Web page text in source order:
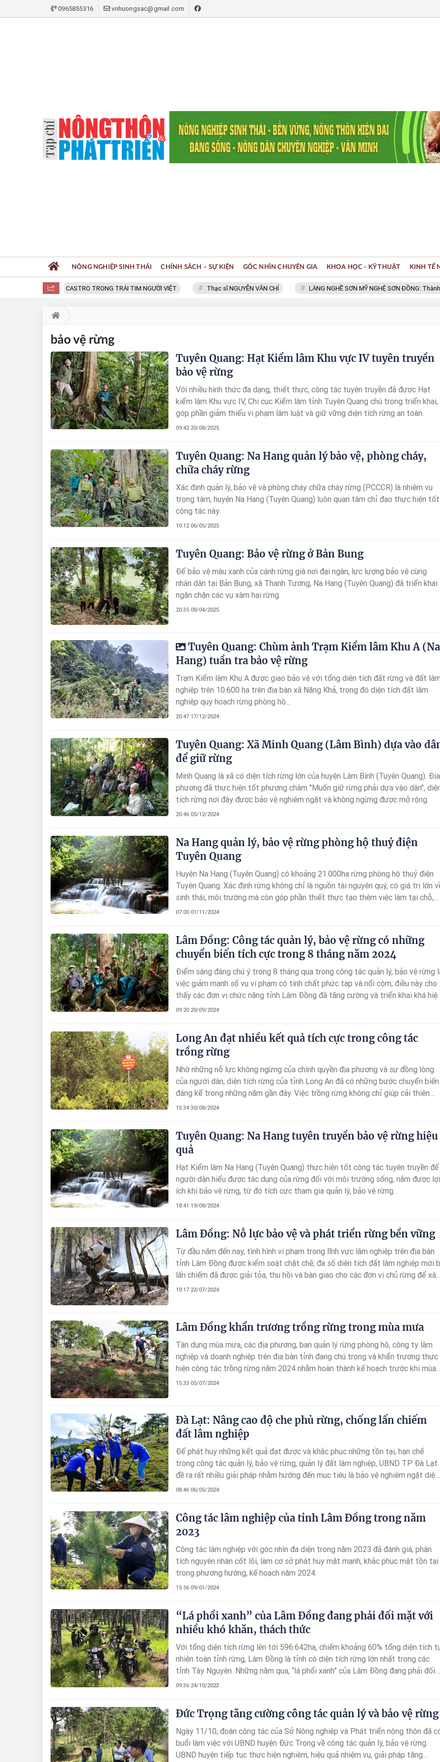
0965855316 vnhuongsac@gmail.com
FIDEL CASTRO TRONG TRÁI TIM NGƯỜI VIỆT Thạc sĩ NGUYỄN VĂN CHÍ LÀNG NGHỀ SƠN MỸ NGHỆ SƠN ĐỒNG: Thành
NÔNG NGHIỆP SINH THÁI CHÍNH SÁCH – SỰ KIỆN GÓC NHÌN CHUYÊN GIA KHOA HỌC - KỸ THUẬT KINH TẾ
bảo vệ rừng
Tuyên Quang: Hạt Kiểm lâm Khu vực IV tuyên truyền
bảo vệ rừng
Với nhiều hình thức đa dạng, thiết thực, công tác tuyên truyền đã được Hạt
kiểm lâm Khu vực IV, Chi cục Kiểm lâm tỉnh Tuyên Quang chú trọng triển khai,
góp phần giảm thiểu vi phạm lâm luật và giữ vững diện tích rừng an toàn.
09:42 20/08/2025
Tuyên Quang: Na Hang quản lý bảo vệ, phòng cháy,
chữa cháy rừng
Xác định quản lý, bảo vệ và phòng cháy chữa cháy rừng (PCCCR) là nhiệm vụ
trọng tâm, huyện Na Hang (Tuyên Quang) luôn quan tâm chỉ đạo thực hiện tốt
công tác này.
10:12 06/05/2025
Tuyên Quang: Bảo vệ rừng ở Bản Bung
Để bảo vệ màu xanh của cánh rừng già nơi đại ngàn, lực lượng bảo vệ cùng
nhân dân tại Bản Bung, xã Thanh Tương, Na Hang (Tuyên Quang) đã triển khai
ngăn chặn các vụ xâm hại rừng.
20:35 08/04/2025
Tuyên Quang: Chùm ảnh Trạm Kiểm lâm Khu A (Na
Hang) tuần tra bảo vệ rừng
Trạm Kiểm lâm Khu A được giao bảo vệ với tổng diện tích đất rừng và đất lâm
nghiệp trên 10.600 ha trên địa bàn xã Năng Khả, trong đó diện tích đất lâm
nghiệp quy hoạch rừng phòng hộ...
20:47 17/12/2024
Tuyên Quang: Xã Minh Quang (Lâm Bình) dựa vào
để giữ rừng
Minh Quang là xã có diện tích rừng lớn của huyện Lâm Bình (Tuyên Quang). Địa
phương đã thực hiện tốt phương châm "Muốn giữ rừng phải dựa vào dân",
tích rừng nơi đây được bảo vệ nghiêm ngặt và không ngừng được mở rộng.
20:46 05/12/2024
Na Hang quản lý, bảo vệ rừng phòng hộ thuỷ điện
Tuyên Quang
Huyện Na Hang (Tuyên Quang) có khoảng 21.000ha rừng phòng hộ thuỷ điện
Tuyên Quang. Xác định rừng không chỉ là nguồn tài nguyên quý, có giá trị lớn
sinh thái, môi trường mà còn góp phần thiết thực tạo thêm việc làm tại chỗ,
nâng cao thu nhập cho đồng bào địa phương, lực lượng kiểm lâm huyện Na
bảo vệ rừng.
07:00 01/11/2024
Lâm Đồng: Công tác quản lý, bảo vệ rừng có những
chuyển biến tích cực trong 8 tháng năm 2024
Điểm sáng đáng chú ý trong 8 tháng qua trong công tác quản lý, bảo vệ rừng
việc giảm mạnh số vụ vi phạm có tính chất phức tạp và nổi cộm; điều này cho
thấy các đơn vị chức năng tỉnh Lâm Đồng đã tăng cường và triển khai khá
quả công tác kiểm tra, xử lý vi phạm, đồng thời nâng cao ý thức của người dân
09:20 20/09/2024
Long An đạt nhiều kết quả tích cực trong công tác
trồng rừng
Nhờ những nỗ lực không ngừng của chính quyền địa phương và sự đồng lòng
của người dân, diện tích rừng của tỉnh Long An đã có những bước chuyển biến
đáng kể trong những năm gần đây. Việc trồng rừng không chỉ giúp cải thiện
môi trường, bảo vệ nguồn nước mà còn mang lại nhiều lợi ích kinh tế và xã hội.
15:34 30/08/2024
Tuyên Quang: Na Hang tuyên truyền bảo vệ rừng hiệu
quả
Hạt Kiểm lâm Na Hang (Tuyên Quang) thực hiện tốt công tác tuyên truyền để
người dân hiểu được tác dụng của rừng đối với môi trường sống, nắm được lợi
ích khi bảo vệ rừng, từ đó tích cực tham gia quản lý, bảo vệ rừng.
18:41 19/08/2024
Lâm Ðồng: Nỗ lực bảo vệ và phát triển rừng bền vững
Từ đầu năm đến nay, tình hình vi phạm trong lĩnh vực lâm nghiệp trên địa bàn
tỉnh Lâm Đồng được kiểm soát chặt chẽ; đa số diện tích đất lâm nghiệp mới
lấn chiếm đã được giải tỏa, thu hồi và bàn giao cho các đơn vị chủ rừng để xây
dựng kế hoạch trồng lại rừng, đặc biệt số vụ vi phạm Luật Lâm nghiệp đã giảm
10:17 22/07/2024
Lâm Đồng khẩn trương trồng rừng trong mùa mưa
Tận dụng mùa mưa, các địa phương, ban quản lý rừng phòng hộ, công ty lâm
nghiệp và doanh nghiệp trên địa bàn tỉnh đang chú trọng và khẩn trương thực
hiện công tác trồng rừng năm 2024 nhằm hoàn thành kế hoạch trước khi mùa
khô đến.
15:33 05/07/2024
Đà Lạt: Nâng cao độ che phủ rừng, chống lấn chiếm
đất lâm nghiệp
Để phát huy những kết quả đạt được và khắc phục những tồn tại, hạn chế
trong công tác quản lý, bảo vệ rừng, quản lý đất lâm nghiệp, UBND TP Đà Lạt
đề ra rất nhiều giải pháp nhằm hướng đến mục tiêu là bảo vệ nghiêm ngặt diện
tích rừng hiện có, đưa đất lâm nghiệp vào sử dụng đúng mục đích, từng bước
08:46 06/05/2024
Công tác lâm nghiệp của tỉnh Lâm Đồng trong năm
2023
Công tác lâm nghiệp với góc nhìn đa diện trong năm 2023 đã đánh giá, phân
tích nguyên nhân cốt lõi, làm cơ sở phát huy mặt mạnh, khắc phục mặt tồn tại
trong phương hướng, kế hoạch năm 2024.
15:56 09/01/2024
“Lá phổi xanh” của Lâm Đồng đang phải đối mặt với
nhiều khó khăn, thách thức
Với tổng diện tích rừng lên tới 596.642ha, chiếm khoảng 60% tổng diện tích
nhiên toàn tỉnh rừng, Lâm Đồng là tỉnh có diện tích rừng lớn nhất trong các
tỉnh Tây Nguyên. Những năm qua, “lá phổi xanh” của Lâm Đồng đang phải đối
mặt với nhiều khó khăn, thách thức do bùng nổ dân số, nạn phá rừng, lấn chiếm
09:36 24/10/2023
Đức Trọng tăng cường công tác quản lý và bảo vệ rừng
Ngày 11/10, đoàn công tác của Sở Nông nghiệp và Phát triển nông thôn đã
buổi làm việc với UBND huyện Đức Trọng về công tác quản lý, bảo vệ rừng.
UBND huyện tiếp tục thực hiện nghiêm, hiệu quả nhiệm vụ, giải pháp tăng